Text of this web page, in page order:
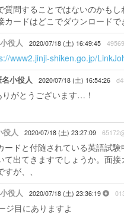
質問することではないのかも
カードはどこでダウンロード
役人 2020/07/18 (土) 16:49:45
www2.jinji-shiken.go.jp/
小役人 2020/07/18 (土) 16:54:26
りがとうございます…！
役人 2020/07/18 (土) 23:27:09
ードと付随されている英語試
て出てきますでしょうか。面
すが、、
役人 2020/07/18 (土) 23:36:19
ジ目にありますよ